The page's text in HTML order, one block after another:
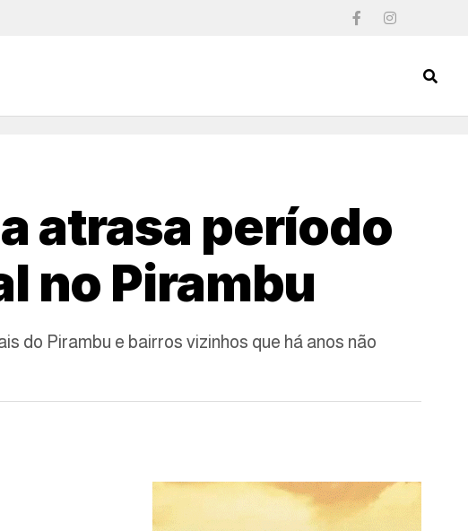
atrasa período
no Pirambu
do Pirambu e bairros vizinhos que há anos não